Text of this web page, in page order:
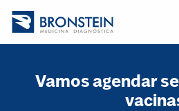
Vamos agendar